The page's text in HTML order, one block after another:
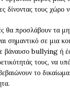
δίνοντας τους χώρο
θα προσλάβουν τα
σημαντικό σε μια
βάναυσο bullying ή
τους, να
το